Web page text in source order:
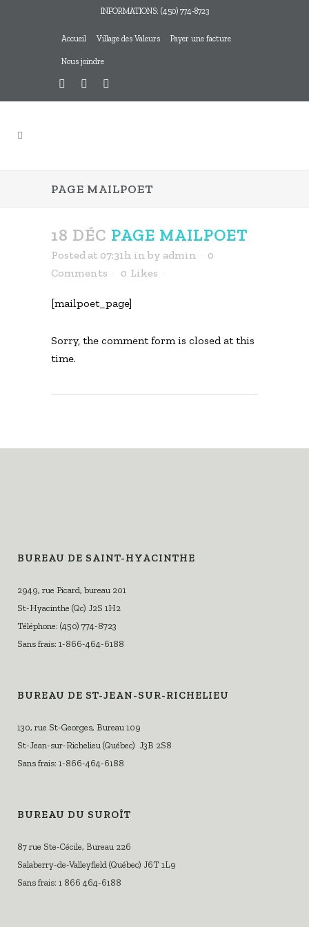
INFORMATIONS: (450) 774-8723
Accueil Village des Valeurs Payer une facture
Nous joindre
PAGE MAILPOET
18 DÉC PAGE MAILPOET
Posted at 07:31h inby admin
0
Comments
0 Likes
[mailpoet_page]
Sorry, the comment form is closed at this
time.
BUREAU DE SAINT-HYACINTHE
2949, rue Picard, bureau 201
St-Hyacinthe (Qc) J2S 1H2
Téléphone: (450) 774-8723
Sans frais: 1-866-464-6188
BUREAU DE ST-JEAN-SUR-RICHELIEU
130, rue St-Georges, Bureau 109
St-Jean-sur-Richelieu (Québec) J3B 2S8
Sans frais: 1-866-464-6188
BUREAU DU SUROÎT
87 rue Ste-Cécile, Bureau 226
Salaberry-de-Valleyfield (Québec) J6T 1L9
Sans frais: 1 866 464-6188